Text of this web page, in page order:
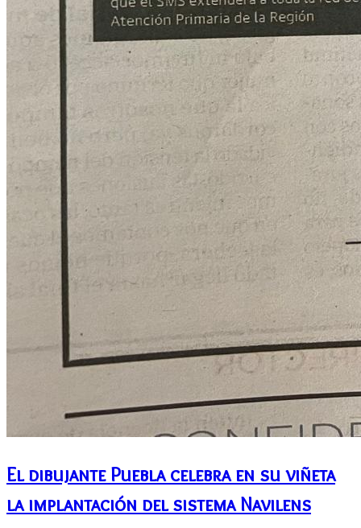
El dibujante Puebla celebra en su viñeta
la implantación del sistema Navilens